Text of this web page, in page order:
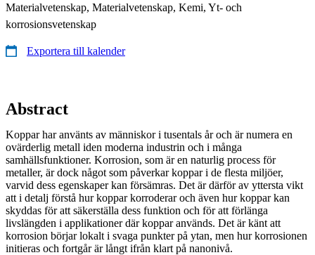
Materialvetenskap, Materialvetenskap, Kemi, Yt- och
korrosionsvetenskap
Exportera till kalender
Abstract
Koppar har använts av människor i tusentals år och är numera en
ovärderlig metall iden moderna industrin och i många
samhällsfunktioner. Korrosion, som är en naturlig process för
metaller, är dock något som påverkar koppar i de flesta miljöer,
varvid dess egenskaper kan försämras. Det är därför av yttersta vikt
att i detalj förstå hur koppar korroderar och även hur koppar kan
skyddas för att säkerställa dess funktion och för att förlänga
livslängden i applikationer där koppar används. Det är känt att
korrosion börjar lokalt i svaga punkter på ytan, men hur korrosionen
initieras och fortgår är långt ifrån klart på nanonivå.